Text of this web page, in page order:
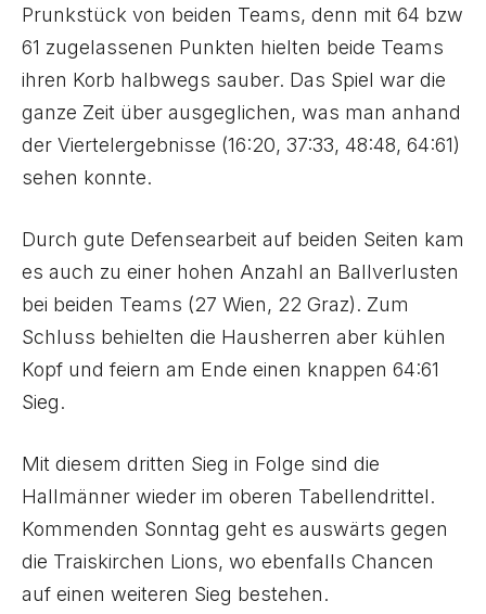
Prunkstück von beiden Teams, denn mit 64 bzw
61 zugelassenen Punkten hielten beide Teams
ihren Korb halbwegs sauber. Das Spiel war die
ganze Zeit über ausgeglichen, was man anhand
der Viertelergebnisse (16:20, 37:33, 48:48, 64:61)
sehen konnte.
Durch gute Defensearbeit auf beiden Seiten kam
es auch zu einer hohen Anzahl an Ballverlusten
bei beiden Teams (27 Wien, 22 Graz). Zum
Schluss behielten die Hausherren aber kühlen
Kopf und feiern am Ende einen knappen 64:61
Sieg.
Mit diesem dritten Sieg in Folge sind die
Hallmänner wieder im oberen Tabellendrittel.
Kommenden Sonntag geht es auswärts gegen
die Traiskirchen Lions, wo ebenfalls Chancen
auf einen weiteren Sieg bestehen.